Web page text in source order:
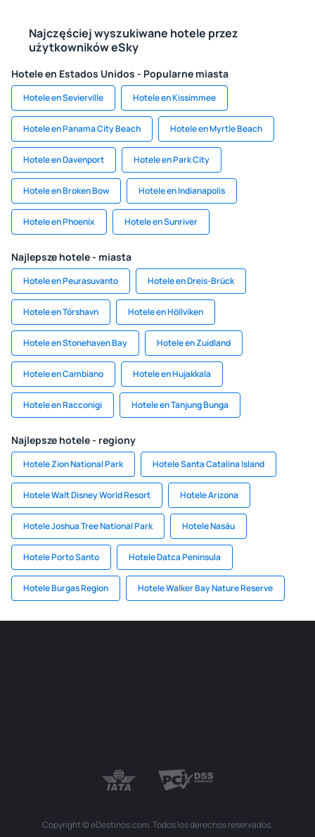
Najczęściej wyszukiwane hotele przez
użytkowników eSky
Hotele en Estados Unidos - Popularne miasta
Hotele en Sevierville Hotele en Kissimmee
Hotele en Panama City Beach Hotele en Myrtle Beach
Hotele en Davenport Hotele en Park City
Hotele en Broken Bow Hotele en Indianapolis
Hotele en Phoenix Hotele en Sunriver
Najlepsze hotele - miasta
Hotele en Peurasuvanto Hotele en Dreis-Brück
Hotele en Tórshavn Hotele en Höllviken
Hotele en Stonehaven Bay Hotele en Zuidland
Hotele en Cambiano Hotele en Hujakkala
Hotele en Racconigi Hotele en Tanjung Bunga
Najlepsze hotele - regiony
Hotele Zion National Park Hotele Santa Catalina Island
Hotele Walt Disney World Resort Hotele Arizona
Hotele Joshua Tree National Park Hotele Nasáu
Hotele Porto Santo Hotele Datca Peninsula
Hotele Burgas Region Hotele Walker Bay Nature Reserve
Copyright © eDestinos.com. Todos los derechos reservados.